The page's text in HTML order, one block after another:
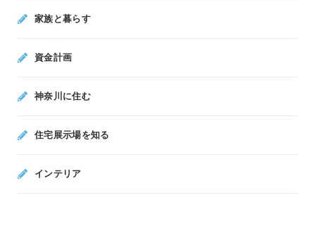
家族と暮らす
資金計画
神奈川に住む
住宅展示場を知る
インテリア